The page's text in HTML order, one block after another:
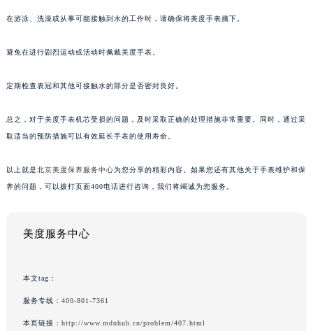
在游泳、洗澡或从事可能接触到水的工作时，请确保将美度手表摘下。
避免在进行剧烈运动或活动时佩戴美度手表。
定期检查表冠和其他可接触水的部分是否密封良好。
总之，对于美度手表机芯受损的问题，及时采取正确的处理措施非常重要。同时，通过采
取适当的预防措施可以有效延长手表的使用寿命。
以上就是北京美度保养服务中心为您分享的精彩内容。如果您还有其他关于手表维护和保
养的问题，可以拨打页面400电话进行咨询，我们将竭诚为您服务。
美度服务中心
本文tag：
服务专线： 400-801-7361
本页链接： http://www.mduhub.cn/problem/407.html